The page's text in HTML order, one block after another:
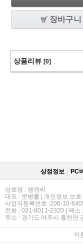
장바구니
상품리뷰 [0]
상점정보 PC
상호명 : 엠엔씨
대표 : 문병률 | 개인정보 보
사업자등록번호 :206-10-
전화 : 031-8011-2320 | 팩스
주소 : 경기도 여주시 흥천면
이